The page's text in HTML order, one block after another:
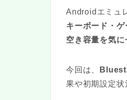
Androidエミュ
キーボード・
空き容量を気
今回は、
果や初期設定状